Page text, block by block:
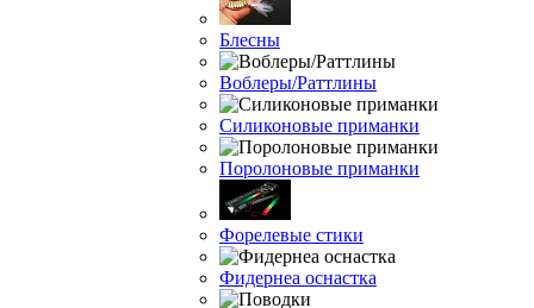
Блесны
Воблеры/Раттлины
Силиконовые приманки
Поролоновые приманки
Форелевые стики
Фидернеа оснастка